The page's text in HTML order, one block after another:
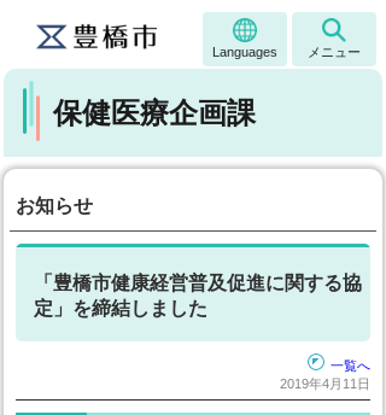
Languages メニュー
保健医療企画課
お知らせ
「豊橋市健康経営普及促進に関する協
定」を締結しました
一覧へ
2019年4月11日